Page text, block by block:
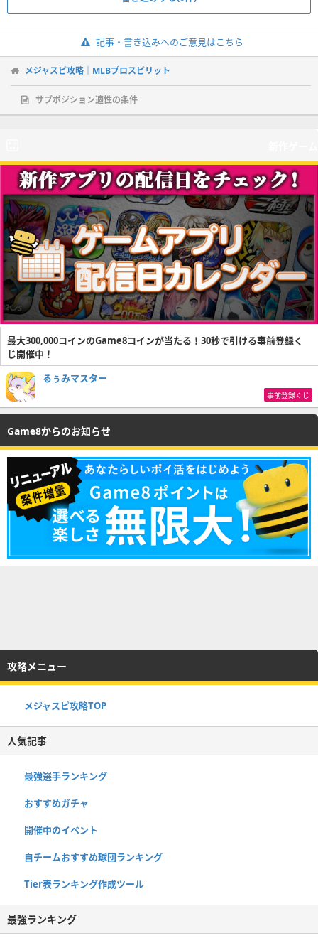
記事・書き込みへのご意見はこちら
メジャスピ攻略｜MLBプロスピリット
サブポジション適性の条件
最大300,000コインのGame8コインが当たる！30秒で引ける事前登録く
じ開催中！
るぅみマスター
事前登録くじ
Game8からのお知らせ
攻略メニュー
メジャスピ攻略TOP
人気記事
最強選手ランキング
おすすめガチャ
開催中のイベント
自チームおすすめ球団ランキング
Tier表ランキング作成ツール
最強ランキング